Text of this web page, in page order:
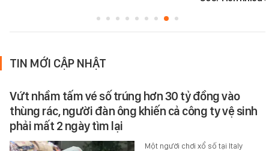
TIN MỚI CẬP NHẬT
Vứt nhầm tấm vé số trúng hơn 30 tỷ đồng vào
thùng rác, người đàn ông khiến cả công ty vệ sinh
phải mất 2 ngày tìm lại
Một người chơi xổ số tại Italy